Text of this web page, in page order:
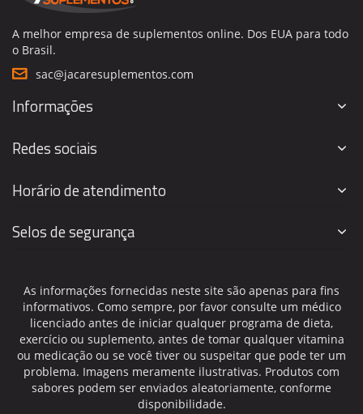
A melhor empresa de suplementos online. Dos EUA para todo
o Brasil.
sac@jacaresuplementos.com
Informações
Redes sociais
Horário de atendimento
Selos de segurança
As informações fornecidas neste site são apenas para fins
informativos. Como sempre, por favor consulte um médico
licenciado antes de iniciar qualquer programa de dieta,
exercício ou suplemento, antes de tomar qualquer vitamina
ou medicação ou se você tiver ou suspeitar que pode ter um
problema. Imagens meramente ilustrativas. Produtos com
sabores podem ser enviados aleatoriamente, conforme
disponibilidade.